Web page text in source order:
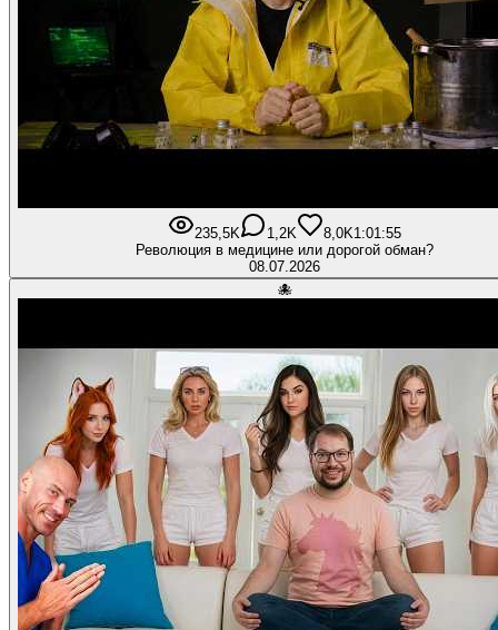
235,5K 1,2K 8,0K1:01:55
Революция в медицине или дорогой обман?
08.07.2026
🐙